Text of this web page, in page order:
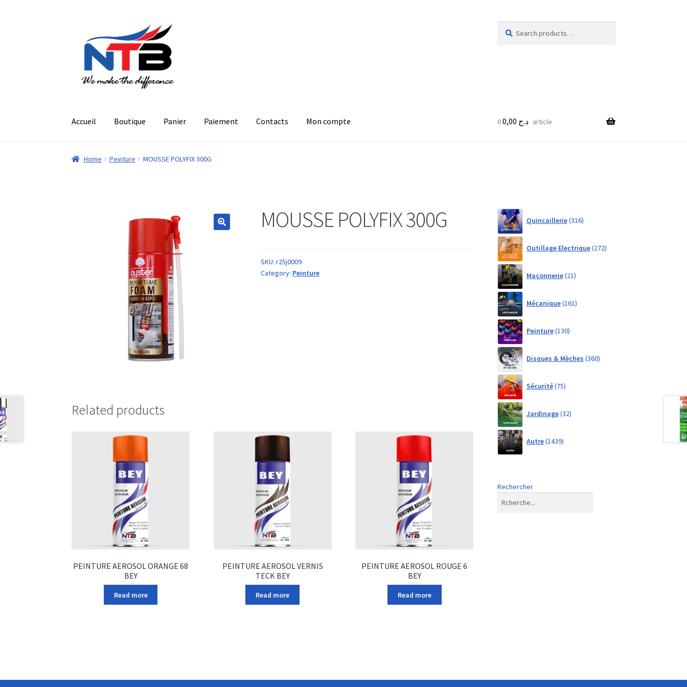
navigation
contenu
for:
Accueil Boutique Panier Paiement Contacts Mon compte د.ج 0 article
Home Peinture MOUSSE POLYFIX 300G
MOUSSE POLYFIX 300G
SKU:r25j0009
Category: Peinture
Related products
PEINTURE AEROSOL ORANGE 68
BEY
Read more
PEINTURE AEROSOL VERNIS
TECK BEY
Read more
PEINTURE AEROSOL ROUGE 6
BEY
Read more
Quincaillerie 316products
Outillage Electrique 272products
Maçonnerie 21products
Mécanique 161products
Peinture 130products
Disques & Mèches 360products
Sécurité 75products
Jardinage 32products
Autre 1439products
Rechercher